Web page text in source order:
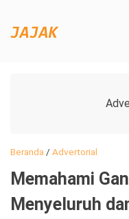
Beranda / Advertorial
Memahami
Menyeluruh